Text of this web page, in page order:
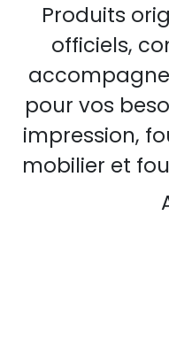
Produits
officiels,
pour vos
impression,
mobilier et